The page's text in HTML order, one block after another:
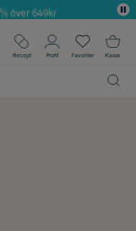
över 649kr
Recept Profil Favoriter Kassa